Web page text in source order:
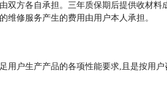
双方各自承担。三年质保期后提供收材料
维修服务产生的费用由用户本人承担。
用户生产产品的各项性能要求,且是按用